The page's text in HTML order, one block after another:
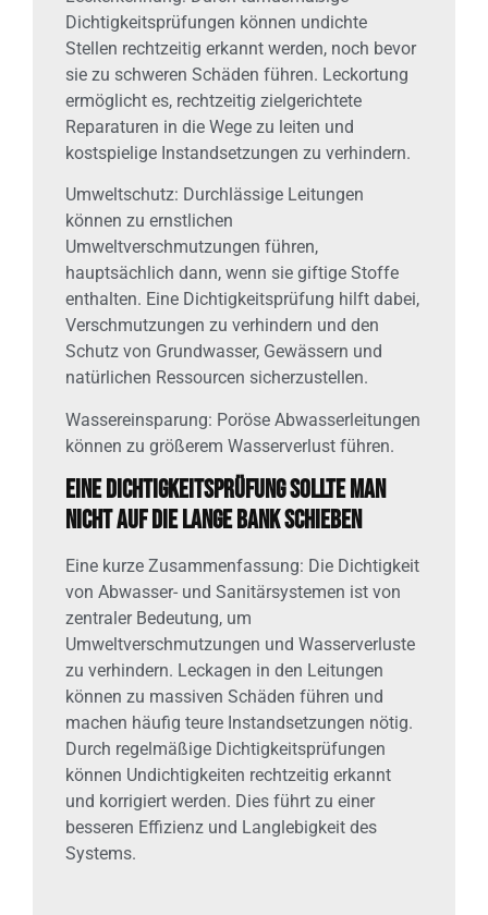
Dichtigkeitsprüfungen können undichte
Stellen rechtzeitig erkannt werden, noch bevor
sie zu schweren Schäden führen. Leckortung
ermöglicht es, rechtzeitig zielgerichtete
Reparaturen in die Wege zu leiten und
kostspielige Instandsetzungen zu verhindern.
Umweltschutz: Durchlässige Leitungen
können zu ernstlichen
Umweltverschmutzungen führen,
hauptsächlich dann, wenn sie giftige Stoffe
enthalten. Eine Dichtigkeitsprüfung hilft dabei,
Verschmutzungen zu verhindern und den
Schutz von Grundwasser, Gewässern und
natürlichen Ressourcen sicherzustellen.
Wassereinsparung: Poröse Abwasserleitungen
können zu größerem Wasserverlust führen.
Eine Dichtigkeitsprüfung sollte man
nicht auf die lange Bank schieben
Eine kurze Zusammenfassung: Die Dichtigkeit
von Abwasser- und Sanitärsystemen ist von
zentraler Bedeutung, um
Umweltverschmutzungen und Wasserverluste
zu verhindern. Leckagen in den Leitungen
können zu massiven Schäden führen und
machen häufig teure Instandsetzungen nötig.
Durch regelmäßige Dichtigkeitsprüfungen
können Undichtigkeiten rechtzeitig erkannt
und korrigiert werden. Dies führt zu einer
besseren Effizienz und Langlebigkeit des
Systems.